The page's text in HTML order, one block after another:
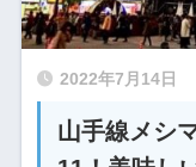
2022年7月14日
山手線メシ